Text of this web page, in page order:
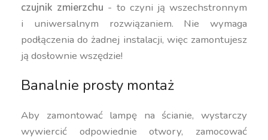
czujnik zmierzchu - to czyni ją wszechstronnym
i uniwersalnym rozwiązaniem. Nie wymaga
podłączenia do żadnej instalacji, więc zamontujesz
ją dosłownie wszędzie!
Banalnie prosty montaż
Aby zamontować lampę na ścianie, wystarczy
wywiercić odpowiednie otwory, zamocować